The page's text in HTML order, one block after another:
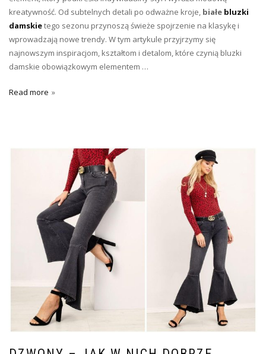
kreatywność. Od subtelnych detali po odważne kroje, białe bluzki
damskietego sezonu przynoszą świeże spojrzenie na klasykę i
wprowadzają nowe trendy. W tym artykule przyjrzymy się
najnowszym inspiracjom, kształtom i detalom, które czynią bluzki
damskie obowiązkowym elementem …
Read more